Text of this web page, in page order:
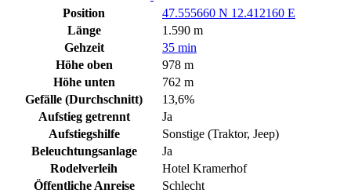
Position
47.555660 N 12.412160 E
Länge
1.590 m
Gehzeit
35 min
Höhe oben
978 m
Höhe unten
762 m
Gefälle (Durchschnitt)
13,6%
Aufstieg getrennt
Ja
Aufstiegshilfe
Sonstige (Traktor, Jeep)
Beleuchtungsanlage
Ja
Rodelverleih
Hotel Kramerhof
Öffentliche Anreise
Schlecht